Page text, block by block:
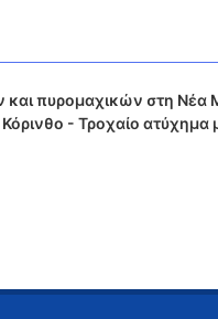
πυρομαχικών στη
- Τροχαίο ατύχημα